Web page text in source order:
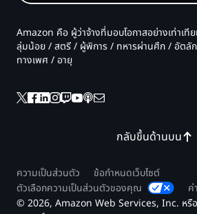
กลับขึ้นด้านบน
Amazon คือ ผู้ว่าจ้างที่มอบโอกาสอย่างเท่าเ
ลุ่มน้อย / สตรี / ผู้พิการ / ทหารผ่านศึก / อัตลั
ทางเพศ / อายุ
ความเป็นส่วนตัว
ข้อกำหนดเว็บไซต์
ตัวเลือกความเป็นส่วนตัวของคุณ
ค่
© 2026, Amazon Web Services, Inc. หรื